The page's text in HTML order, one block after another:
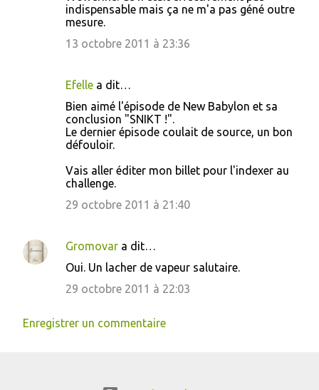
indispensable mais ça ne m'a pas géné outre
mesure.
13 octobre 2011 à 23:36
Efelle a dit…
Bien aimé l'épisode de New Babylon et sa
conclusion "SNIKT !".
Le dernier épisode coulait de source, un bon
défouloir.
Vais aller éditer mon billet pour l'indexer au
challenge.
29 octobre 2011 à 21:40
Gromovar a dit…
Oui. Un lacher de vapeur salutaire.
29 octobre 2011 à 22:03
Enregistrer un commentaire